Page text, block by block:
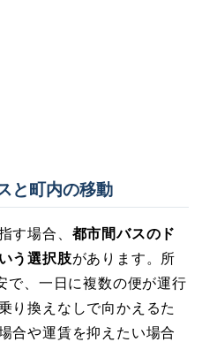
と町内の移動
す場合、 都市間バスのド
う選択肢があります。所
で、一日に複数の便が運行
り換えなしで向かえるた
合や運賃を抑えたい場合